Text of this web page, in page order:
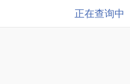
正在查询中